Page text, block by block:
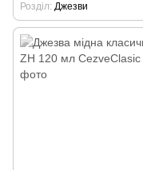
Розділ Джезви